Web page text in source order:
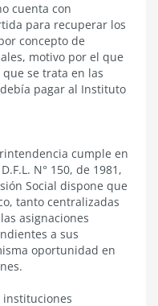
cuenta con
para recuperar los
concepto de
motivo por el que
se trata en las
pagar al Instituto
cumple en
N° 150, de 1981,
Social dispone que
tanto centralizadas
asignaciones
a sus
oportunidad en
instituciones